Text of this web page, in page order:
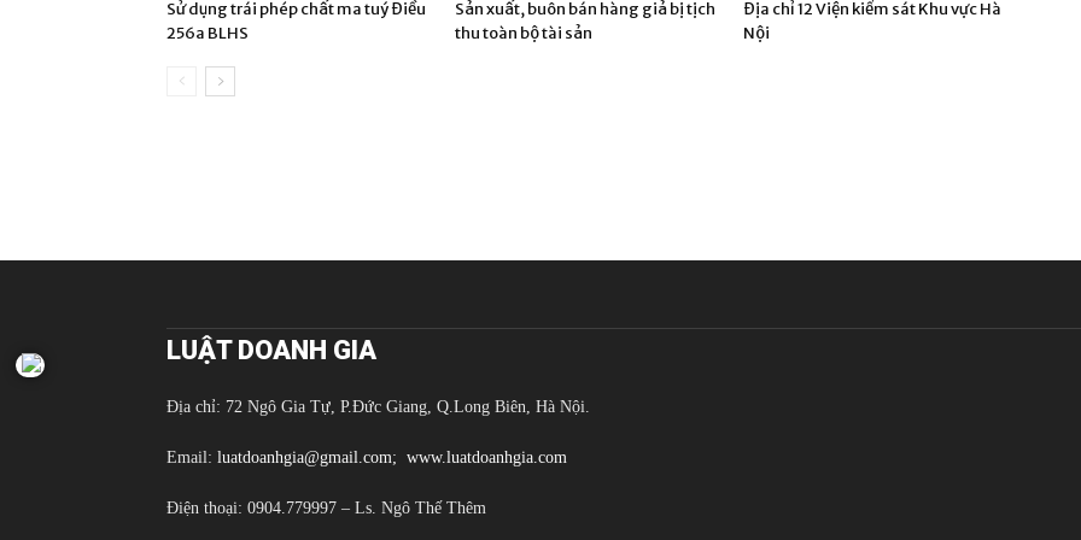
Sử dụng trái phép chất ma tuý Điều
256a BLHS
Sản xuất, buôn bán hàng giả bị tịch
thu toàn bộ tài sản
Địa chỉ 12 Viện kiểm sát Khu vực Hà
Nội
LUẬT DOANH GIA
Địa chỉ: 72 Ngô Gia Tự, P.Đức Giang, Q.Long Biên, Hà Nội.
Email: luatdoanhgia@gmail.com; www.luatdoanhgia.com
Điện thoại: 0904.779997 – Ls. Ngô Thế Thêm